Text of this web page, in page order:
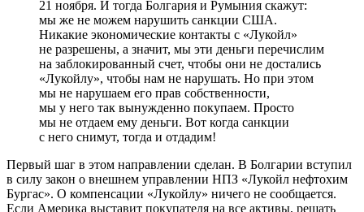
21 ноября. И тогда Болгария и Румыния скажут:
мы же не можем нарушить санкции США.
Никакие экономические контакты с «Лукойл»
не разрешены, а значит, мы эти деньги перечислим
на заблокированный счет, чтобы они не достались
«Лукойлу», чтобы нам не нарушать. Но при этом
мы не нарушаем его прав собственности,
мы у него так вынужденно покупаем. Просто
мы не отдаем ему деньги. Вот когда санкции
с него снимут, тогда и отдадим!
Первый шаг в этом направлении сделан. В Болгарии вступил
в силу закон о внешнем управлении НПЗ «Лукойл нефтохим
Бургас». О компенсации «Лукойлу» ничего не сообщается.
Если Америка выставит покупателя на все активы, решать